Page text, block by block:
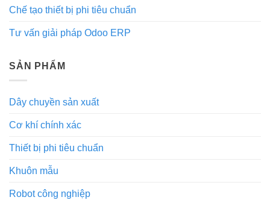
cao
quả
Chế tạo thiết bị phi tiêu chuẩn
Tư vấn giải pháp Odoo ERP
SẢN PHẨM
Dây chuyền sản xuất
Cơ khí chính xác
Thiết bị phi tiêu chuẩn
Khuôn mẫu
Robot công nghiệp